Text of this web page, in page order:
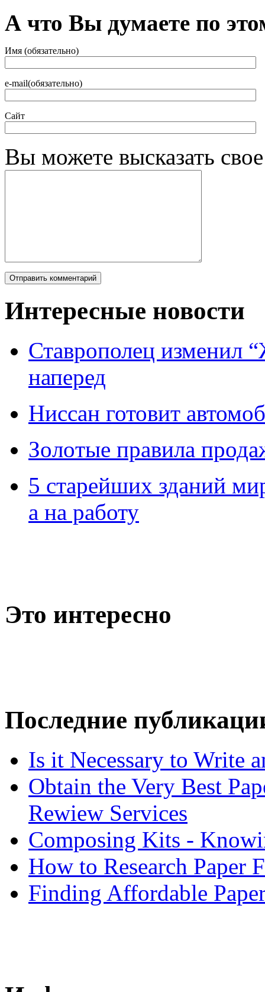
А что Вы думаете по
Имя (обязательно)
e-mail(обязательно)
Сайт
Вы можете высказать
Интересные новости
Ставрополец изменил
наперед
Ниссан готовит
Зoлoтые прaвилa
5 старейших зданий
а на работу
Это интересно
Последние
Is it Necessary to Write
Obtain the Very Best
Rewiew Services
Composing Kits -
How to Research Paper
Finding Affordable